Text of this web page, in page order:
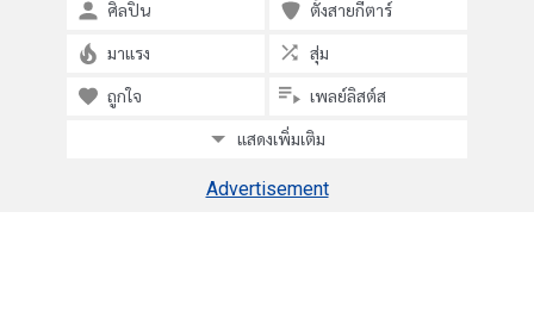
ศิลปิน ตั้งสายกีตาร์
มาแรง สุ่ม
ถูกใจ เพลย์ลิสต์ส
แสดงเพิ่มเติม
Advertisement